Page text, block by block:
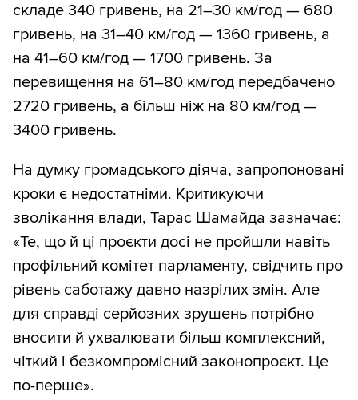
складе 340 гривень, на 21–30 км/год — 680
гривень, на 31–40 км/год — 1360 гривень, а
на 41–60 км/год — 1700 гривень. За
перевищення на 61–80 км/год передбачено
2720 гривень, а більш ніж на 80 км/год —
3400 гривень.
На думку громадського діяча, запропоновані
кроки є недостатніми. Критикуючи
зволікання влади, Тарас Шамайда зазначає:
«Те, що й ці проєкти досі не пройшли навіть
профільний комітет парламенту, свідчить про
рівень саботажу давно назрілих змін. Але
для справді серйозних зрушень потрібно
вносити й ухвалювати більш комплексний,
чіткий і безкомпромісний законопроєкт. Це
по-перше».